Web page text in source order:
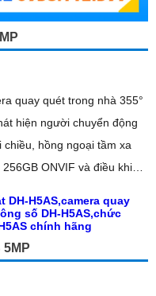
quay quét trong nhà 355°
hiện người chuyển động
hồng ngoại tầm xa
ONVIF và điều khiển
5MP